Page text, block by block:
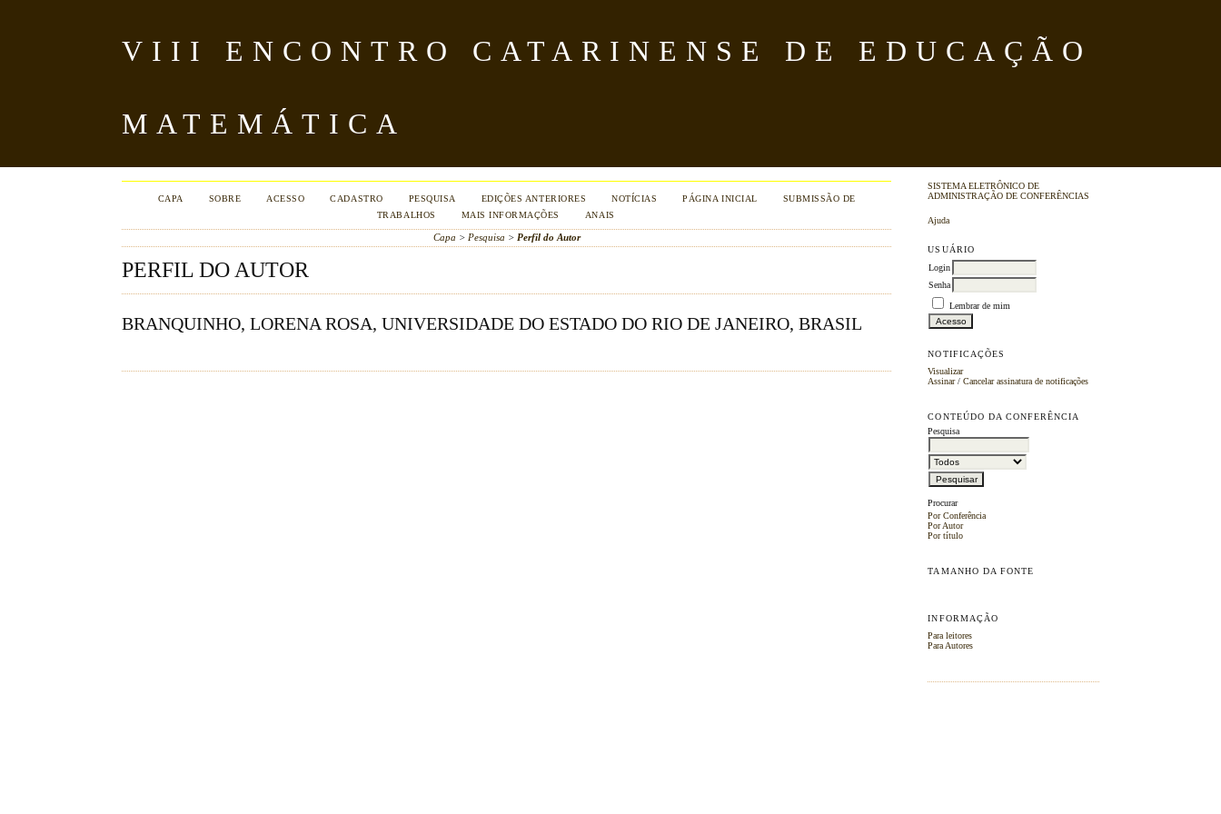
VIII ENCONTRO CATARINENSE DE EDUCAÇÃO
MATEMÁTICA
SISTEMA ELETRÔNICO DE
ADMINISTRAÇÃO DE CONFERÊNCIAS
Ajuda
USUÁRIO
Login
Senha
Lembrar de mim
NOTIFICAÇÕES
Visualizar
Assinar/Cancelar assinatura de notificações
CONTEÚDO DA CONFERÊNCIA
Pesquisa
Procurar
Por Conferência
Por Autor
Por título
TAMANHO DA FONTE
INFORMAÇÃO
Para leitores
Para Autores
CAPA SOBRE ACESSO CADASTRO PESQUISA EDIÇÕES ANTERIORES NOTÍCIAS PÁGINA INICIAL
SUBMISSÃO DE
TRABALHOS
MAIS INFORMAÇÕES ANAIS
Capa > Pesquisa > Perfil do Autor
PERFIL DO AUTOR
BRANQUINHO, LORENA ROSA, UNIVERSIDADE DO ESTADO DO RIO DE JANEIRO, BRASIL